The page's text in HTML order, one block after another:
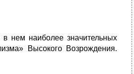
нем наиболее значительных
Высокого Возрождения.